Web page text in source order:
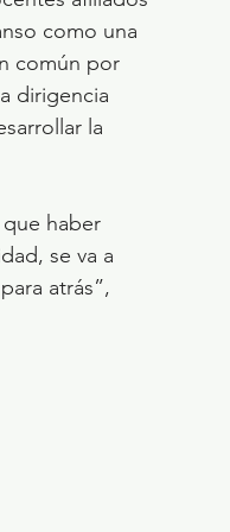
como una
común por
dirigencia
la
haber
se va a
atrás”,